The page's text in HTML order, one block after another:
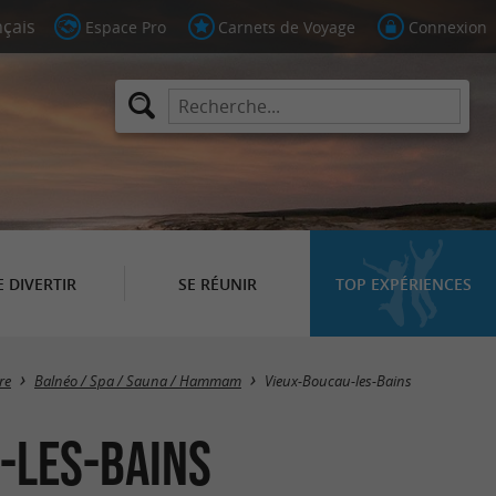
Espace Pro Carnets de Voyage Connexion
DIVERTIR SE RÉUNIR TOP EXPÉRIENCES
Masquer la carte
Balnéo / Spa / Sauna / Hammam Vieux-Boucau-les-Bains
les-Bains